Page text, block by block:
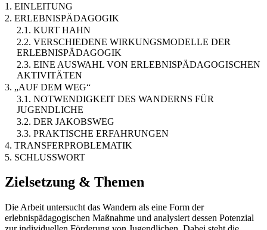
1. EINLEITUNG
2. ERLEBNISPÄDAGOGIK
2.1. KURT HAHN
2.2. VERSCHIEDENE WIRKUNGSMODELLE DER
ERLEBNISPÄDAGOGIK
2.3. EINE AUSWAHL VON ERLEBNISPÄDAGOGISCHEN
AKTIVITÄTEN
3. „AUF DEM WEG“
3.1. NOTWENDIGKEIT DES WANDERNS FÜR
JUGENDLICHE
3.2. DER JAKOBSWEG
3.3. PRAKTISCHE ERFAHRUNGEN
4. TRANSFERPROBLEMATIK
5. SCHLUSSWORT
Zielsetzung & Themen
Die Arbeit untersucht das Wandern als eine Form der
erlebnispädagogischen Maßnahme und analysiert dessen Potenzial